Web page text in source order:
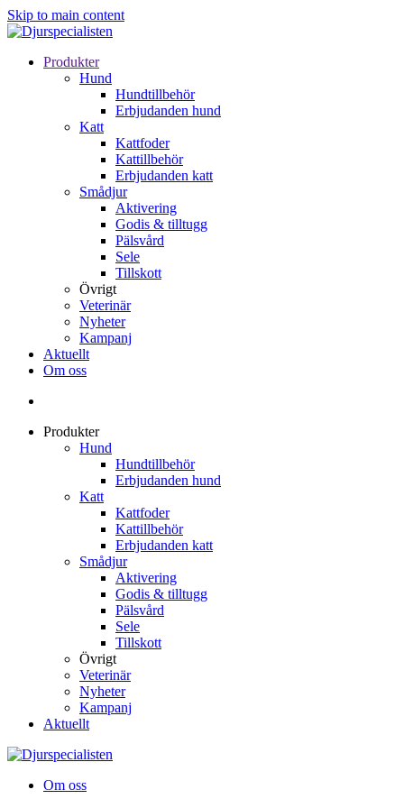
Skip to main content
Produkter
Hund
Hundtillbehör
Erbjudanden hund
Katt
Kattfoder
Kattillbehör
Erbjudanden katt
Smådjur
Aktivering
Godis & tilltugg
Pälsvård
Sele
Tillskott
Övrigt
Veterinär
Nyheter
Kampanj
Aktuellt
Om oss
Produkter
Hund
Hundtillbehör
Erbjudanden hund
Katt
Kattfoder
Kattillbehör
Erbjudanden katt
Smådjur
Aktivering
Godis & tilltugg
Pälsvård
Sele
Tillskott
Övrigt
Veterinär
Nyheter
Kampanj
Aktuellt
Om oss